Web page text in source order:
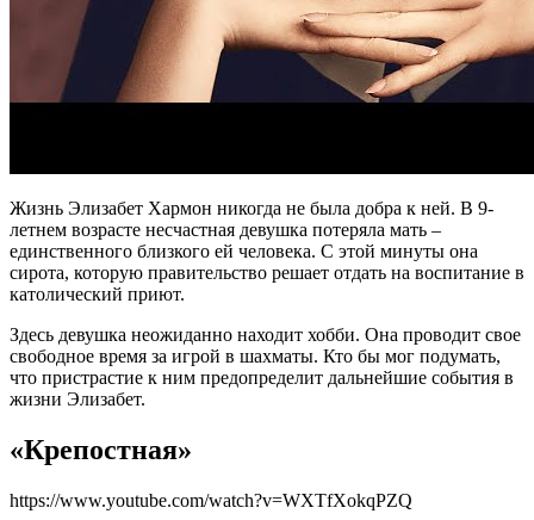
Жизнь Элизабет Хармон никогда не была добра к ней. В 9-
летнем возрасте несчастная девушка потеряла мать –
единственного близкого ей человека. С этой минуты она
сирота, которую правительство решает отдать на воспитание в
католический приют.
Здесь девушка неожиданно находит хобби. Она проводит свое
свободное время за игрой в шахматы. Кто бы мог подумать,
что пристрастие к ним предопределит дальнейшие события в
жизни Элизабет.
«Крепостная»
https://www.youtube.com/watch?v=WXTfXokqPZQ